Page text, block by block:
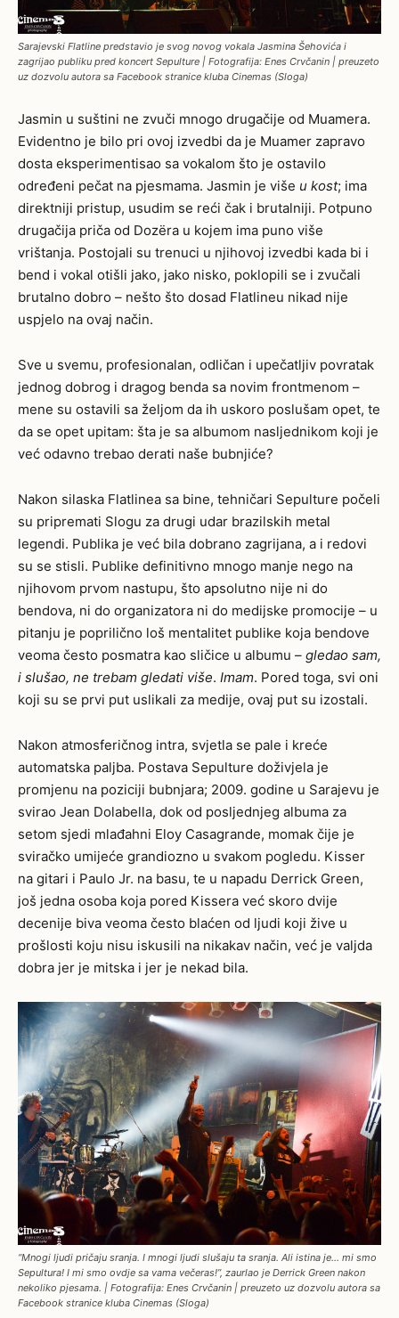
Sarajevski Flatline predstavio je svog novog vokala Jasmina Šehovića i
zagrijao publiku pred koncert Sepulture | Fotografija: Enes Crvčanin | preuzeto
uz dozvolu autora sa Facebook stranice kluba Cinemas (Sloga)
Jasmin u suštini ne zvuči mnogo drugačije od Muamera.
Evidentno je bilo pri ovoj izvedbi da je Muamer zapravo
dosta eksperimentisao sa vokalom što je ostavilo
određeni pečat na pjesmama. Jasmin je više u kost; ima
direktniji pristup, usudim se reći čak i brutalniji. Potpuno
drugačija priča od Dozëra u kojem ima puno više
vrištanja. Postojali su trenuci u njihovoj izvedbi kada bi i
bend i vokal otišli jako, jako nisko, poklopili se i zvučali
brutalno dobro – nešto što dosad Flatlineu nikad nije
uspjelo na ovaj način.
Sve u svemu, profesionalan, odličan i upečatljiv povratak
jednog dobrog i dragog benda sa novim frontmenom –
mene su ostavili sa željom da ih uskoro poslušam opet, te
da se opet upitam: šta je sa albumom nasljednikom koji je
već odavno trebao derati naše bubnjiće?
Nakon silaska Flatlinea sa bine, tehničari Sepulture počeli
su pripremati Slogu za drugi udar brazilskih metal
legendi. Publika je već bila dobrano zagrijana, a i redovi
su se stisli. Publike definitivno mnogo manje nego na
njihovom prvom nastupu, što apsolutno nije ni do
bendova, ni do organizatora ni do medijske promocije – u
pitanju je poprilično loš mentalitet publike koja bendove
veoma često posmatra kao sličice u albumu – gledao sam,
i slušao, ne trebam gledati više. Imam. Pored toga, svi oni
koji su se prvi put uslikali za medije, ovaj put su izostali.
Nakon atmosferičnog intra, svjetla se pale i kreće
automatska paljba. Postava Sepulture doživjela je
promjenu na poziciji bubnjara; 2009. godine u Sarajevu je
svirao Jean Dolabella, dok od posljednjeg albuma za
setom sjedi mlađahni Eloy Casagrande, momak čije je
sviračko umijeće grandiozno u svakom pogledu. Kisser
na gitari i Paulo Jr. na basu, te u napadu Derrick Green,
još jedna osoba koja pored Kissera već skoro dvije
decenije biva veoma često blaćen od ljudi koji žive u
prošlosti koju nisu iskusili na nikakav način, već je valjda
dobra jer je mitska i jer je nekad bila.
“Mnogi ljudi pričaju sranja. I mnogi ljudi slušaju ta sranja. Ali istina je… mi smo
Sepultura! I mi smo ovdje sa vama večeras!”, zaurlao je Derrick Green nakon
nekoliko pjesama. | Fotografija: Enes Crvčanin | preuzeto uz dozvolu autora sa
Facebook stranice kluba Cinemas (Sloga)